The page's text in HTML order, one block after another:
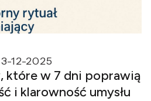
12-2025
które w 7 dni poprawią
i klarowność umysłu